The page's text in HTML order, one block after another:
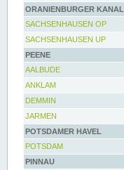
ORANIENBURGER KANAL
SACHSENHAUSEN OP
SACHSENHAUSEN UP
PEENE
AALBUDE
ANKLAM
DEMMIN
JARMEN
POTSDAMER HAVEL
POTSDAM
PINNAU